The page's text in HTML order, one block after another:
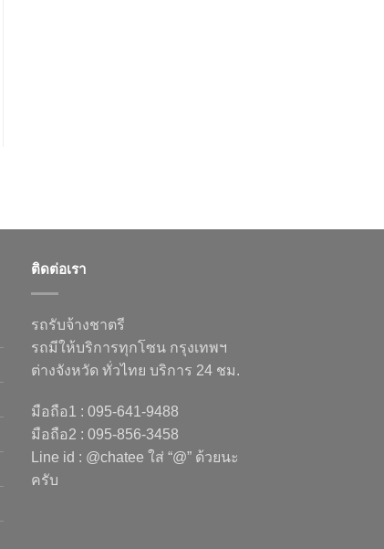
ติดต่อเรา
รถรับจ้างชาตรี
รถมีให้บริการทุกโซน กรุงเทพฯ
ต่างจังหวัด ทั่วไทย บริการ 24 ชม.
มือถือ1 : 095-641-9488
มือถือ2 : 095-856-3458
Line id : @chatee ใส่ “@” ด้วยนะ
ครับ